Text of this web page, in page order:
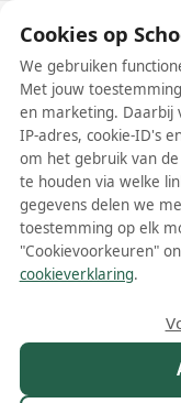
Zoe dames
Meer lezen
Cookies op
We gebruiken
Met jouw
en marketing. Daarbij
IP-adres, cookie-ID's
om het gebruik van
te houden via welke
gegevens delen we
toestemming op elk
"Cookievoorkeuren"
cookieverklaring.